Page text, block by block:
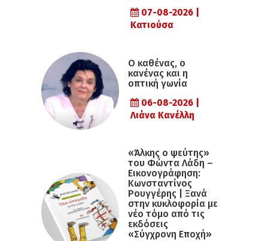
07-08-2026 |
Κατιούσα
Ο καθένας, ο
κανένας και η
οπτική γωνία
06-08-2026 |
Λιάνα Κανέλλη
«Άλκης ο ψεύτης»
του Φώντα Λάδη –
Εικονογράφηση:
Κωνσταντίνος
Ρουγγέρης | Ξανά
στην κυκλοφορία με
νέο τόμο από τις
εκδόσεις
«Σύγχρονη Εποχή»